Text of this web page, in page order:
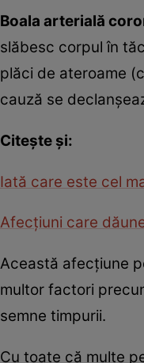
Boala arterială
slăbesc corpul în
plăci de ateroame
cauză se
Citeşte şi:
Iată care este cel
Afecţiuni care
Această afecţiune
multor factori
semne timpurii.
Cu toate că multe